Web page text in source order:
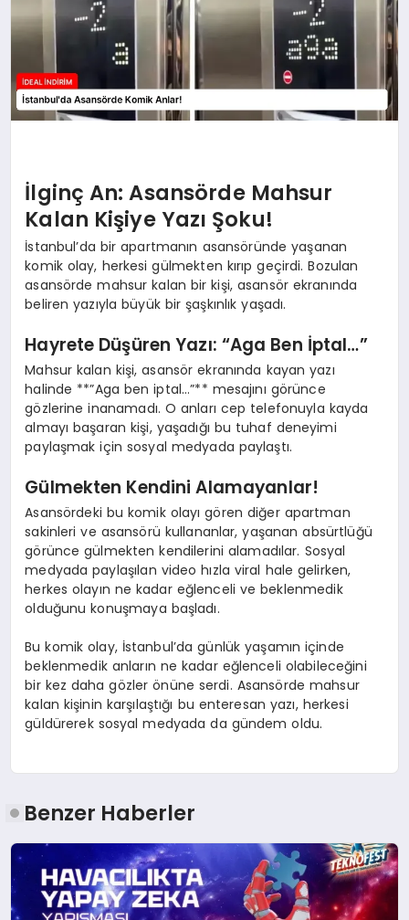
İlginç An: Asansörde Mahsur
Kalan Kişiye Yazı Şoku!
İstanbul’da bir apartmanın asansöründe yaşanan
komik olay, herkesi gülmekten kırıp geçirdi. Bozulan
asansörde mahsur kalan bir kişi, asansör ekranında
beliren yazıyla büyük bir şaşkınlık yaşadı.
Hayrete Düşüren Yazı: “Aga Ben İptal…”
Mahsur kalan kişi, asansör ekranında kayan yazı
halinde **”Aga ben iptal…”** mesajını görünce
gözlerine inanamadı. O anları cep telefonuyla kayda
almayı başaran kişi, yaşadığı bu tuhaf deneyimi
paylaşmak için sosyal medyada paylaştı.
Gülmekten Kendini Alamayanlar!
Asansördeki bu komik olayı gören diğer apartman
sakinleri ve asansörü kullananlar, yaşanan absürtlüğü
görünce gülmekten kendilerini alamadılar. Sosyal
medyada paylaşılan video hızla viral hale gelirken,
herkes olayın ne kadar eğlenceli ve beklenmedik
olduğunu konuşmaya başladı.
Bu komik olay, İstanbul’da günlük yaşamın içinde
beklenmedik anların ne kadar eğlenceli olabileceğini
bir kez daha gözler önüne serdi. Asansörde mahsur
kalan kişinin karşılaştığı bu enteresan yazı, herkesi
güldürerek sosyal medyada da gündem oldu.
Benzer Haberler